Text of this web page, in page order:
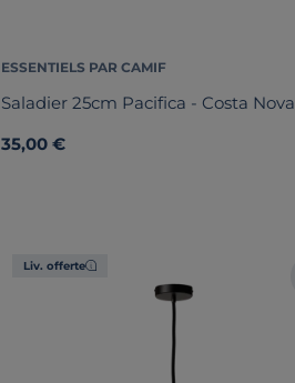
ESSENTIELS PAR CAMIF
Saladier 25cm Pacifica - Costa Nova
35,00 €
Liv. offerte